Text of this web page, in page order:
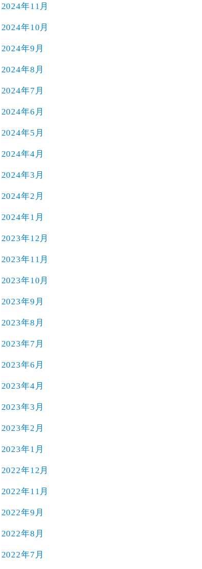
2024年11月
2024年10月
2024年9月
2024年8月
2024年7月
2024年6月
2024年5月
2024年4月
2024年3月
2024年2月
2024年1月
2023年12月
2023年11月
2023年10月
2023年9月
2023年8月
2023年7月
2023年6月
2023年4月
2023年3月
2023年2月
2023年1月
2022年12月
2022年11月
2022年9月
2022年8月
2022年7月